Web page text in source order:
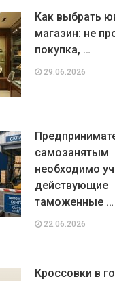
Как выбрать
магазин: не
покупка, …
29.06.2026
самозанятым
необходимо
действующие
таможенные …
22.06.2026
Кроссовки в